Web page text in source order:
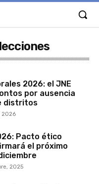
2026: el JNE
por ausencia
distritos
2026
Pacto ético
el próximo
2025